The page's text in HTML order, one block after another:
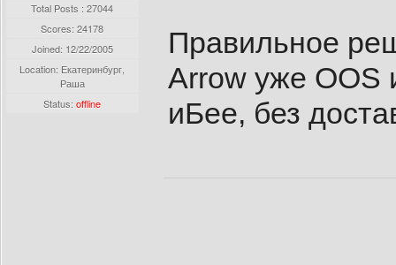
Total Posts : 27044
Scores: 24178
Joined: 12/22/2005
Location: Екатеринбург,
Раша
Status:offline
Правильное
Arrow уже OOS
иБее, без